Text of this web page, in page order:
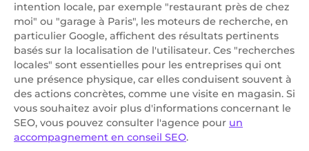
intention locale, par exemple "restaurant près de chez
moi" ou "garage à Paris", les moteurs de recherche, en
particulier Google, affichent des résultats pertinents
basés sur la localisation de l'utilisateur. Ces "recherches
locales" sont essentielles pour les entreprises qui ont
une présence physique, car elles conduisent souvent à
des actions concrètes, comme une visite en magasin. Si
vous souhaitez avoir plus d'informations concernant le
SEO, vous pouvez consulter l'agence pour un
accompagnement en conseil SEO.